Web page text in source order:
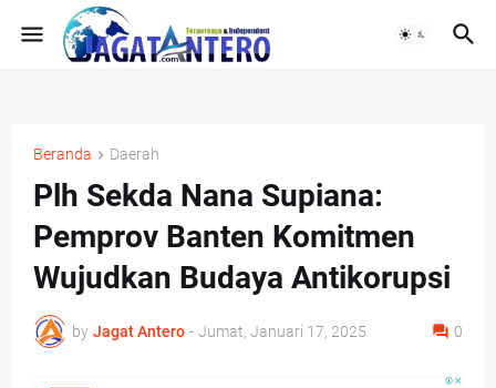
Beranda Daerah
Plh Sekda Nana Supiana:
Pemprov Banten Komitmen
Wujudkan Budaya Antikorupsi
by Jagat Antero - Jumat, Januari 17, 2025 0